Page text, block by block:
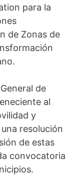
para la
de Zonas de
de
al
y
resolución
de estas
convocatoria